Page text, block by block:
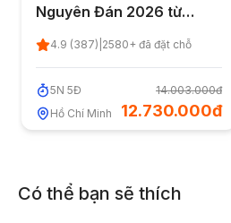
Nguyên Đán 2026 từ
TP.HCM (Đã kết thúc)
4.9 (387) 2580+ đã đặt chỗ
5N 5Đ
Hồ Chí Minh
14.003.000đ
12.730.000đ
Có thể bạn sẽ thích